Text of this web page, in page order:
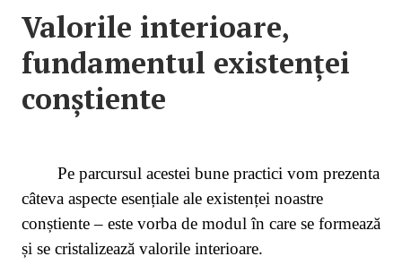
Valorile interioare,
fundamentul existenței
conștiente
Pe parcursul acestei bune practici vom prezenta
câteva aspecte esențiale ale existenței noastre
conștiente – este vorba de modul în care se formează
și se cristalizează valorile interioare.